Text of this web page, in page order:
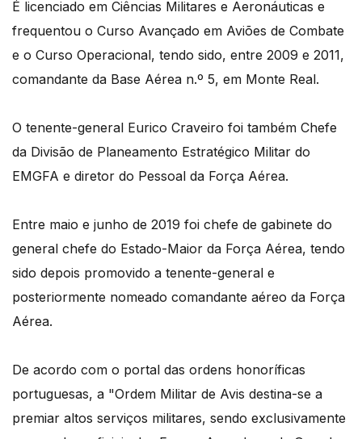
É licenciado em Ciências Militares e Aeronáuticas e
frequentou o Curso Avançado em Aviões de Combate
e o Curso Operacional, tendo sido, entre 2009 e 2011,
comandante da Base Aérea n.º 5, em Monte Real.
O tenente-general Eurico Craveiro foi também Chefe
da Divisão de Planeamento Estratégico Militar do
EMGFA e diretor do Pessoal da Força Aérea.
Entre maio e junho de 2019 foi chefe de gabinete do
general chefe do Estado-Maior da Força Aérea, tendo
sido depois promovido a tenente-general e
posteriormente nomeado comandante aéreo da Força
Aérea.
De acordo com o portal das ordens honoríficas
portuguesas, a "Ordem Militar de Avis destina-se a
premiar altos serviços militares, sendo exclusivamente